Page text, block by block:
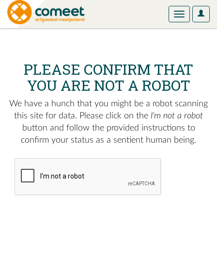
User
Toggle
PLEASE CONFIRM THAT
YOU ARE NOT A ROBOT
We have a hunch that you might be a robot scanning
this site for data. Please click on the I'm not a robot
button and follow the provided instructions to
confirm your status as a sentient human being.